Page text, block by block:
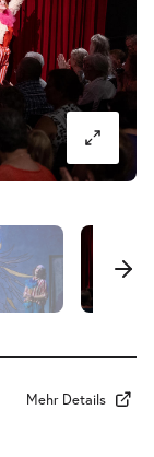
für
für
Mehr Details